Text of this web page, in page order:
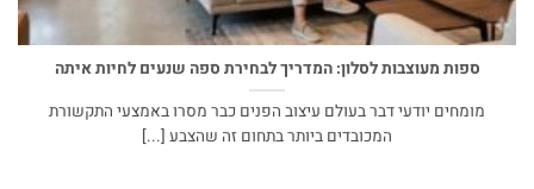
ספות מעוצבות לסלון: המדריך לבחירת ספה שנעים לחיות איתה
מומחים יודעי דבר בעולם עיצוב הפנים כבר מסרו באמצעי התקשורת
המכובדים ביותר בתחום זה שהצבע [...]